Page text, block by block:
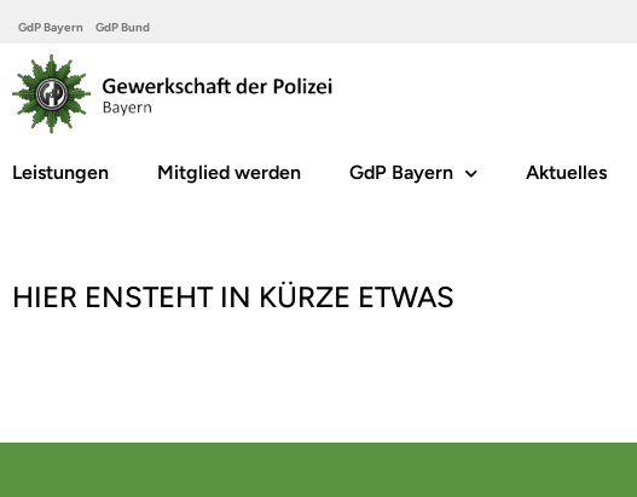
GdP Bayern GdP Bund
Leistungen Mitglied werden GdP Bayern Aktuelles
HIER ENSTEHT IN KÜRZE ETWAS